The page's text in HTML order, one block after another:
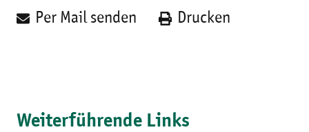
Per Mail senden Drucken
Weiterführende Links